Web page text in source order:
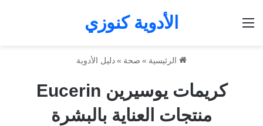
الأدوية كنوزي
الرئيسية » صحة »دليل الأدوية
كريمات يوسيرين Eucerin
منتجات العناية بالبشرة